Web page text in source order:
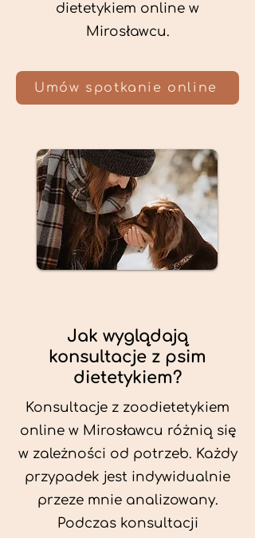
dietetykiem online w
Mirosławcu.
Umów spotkanie online
Jak wyglądają
konsultacje z psim
dietetykiem?
Konsultacje z zoodietetykiem
online w Mirosławcu różnią się
w zależności od potrzeb. Każdy
przypadek jest indywidualnie
przeze mnie analizowany.
Podczas konsultacji